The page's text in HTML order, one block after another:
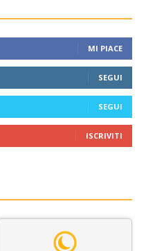
MI PIACE
SEGUI
SEGUI
ISCRIVITI